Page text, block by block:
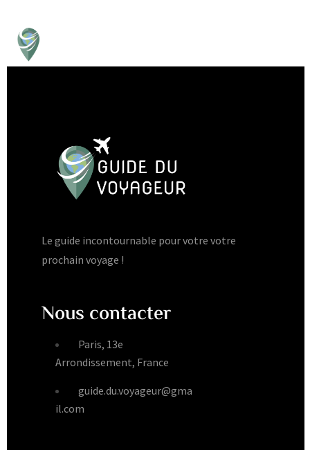
Le guide incontournable pour votre votre
prochain voyage !
Nous contacter
Paris, 13e
Arrondissement, France
guide.du.voyageur@gma
il.com